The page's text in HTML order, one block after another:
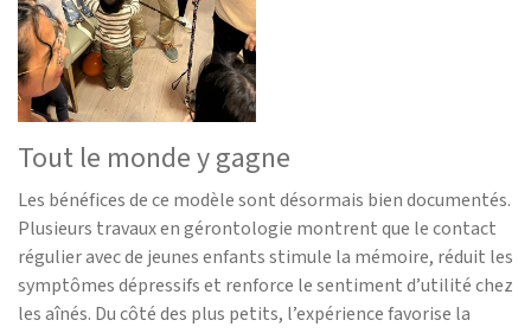
Tout le monde y gagne
Les bénéfices de ce modèle sont désormais bien documentés.
Plusieurs travaux en gérontologie montrent que le contact
régulier avec de jeunes enfants stimule la mémoire, réduit les
symptômes dépressifs et renforce le sentiment d’utilité chez
les aînés. Du côté des plus petits, l’expérience favorise la